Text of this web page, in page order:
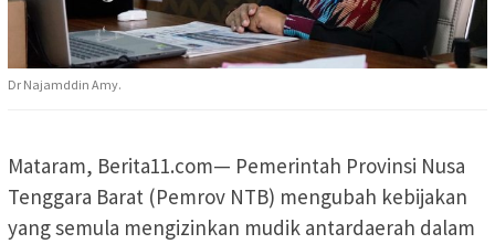
Dr Najamddin Amy.
Mataram, Berita11.com— Pemerintah Provinsi Nusa
Tenggara Barat (Pemrov NTB) mengubah kebijakan
yang semula mengizinkan mudik antardaerah dalam